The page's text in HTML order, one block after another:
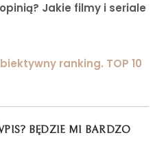
Jakie filmy i seriale
ranking. TOP 10
BĘDZIE MI BARDZO